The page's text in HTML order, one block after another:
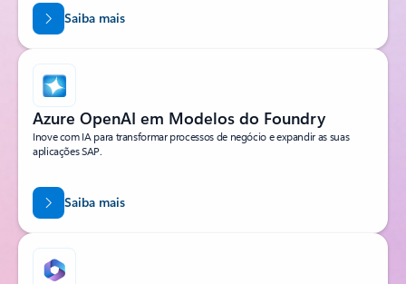
Saiba mais
Azure OpenAI em Modelos do Foundry
Inove com IA para transformar processos de negócio e expandir as suas
aplicações SAP.
Saiba mais